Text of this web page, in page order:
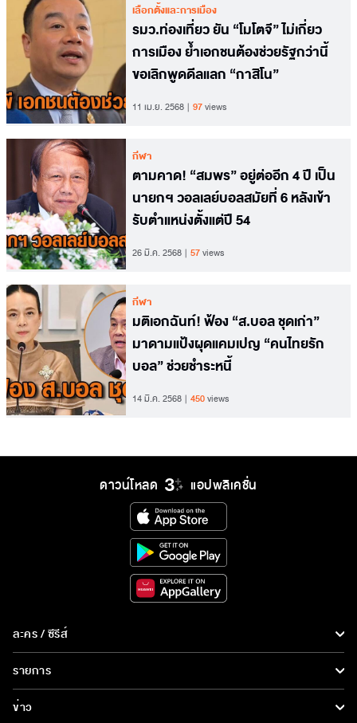
เลือกตั้งและการเมือง
รมว.ท่องเที่ยว ยัน “โมโตจี” ไม่เกี่ยว
การเมือง ย้ำเอกชนต้องช่วยรัฐกว่านี้
ขอเลิกพูดดีลแลก “กาสิโน”
11 เม.ย. 2568 97views
กีฬา
ตามคาด! “สมพร” อยู่ต่ออีก 4 ปี เป็น
นายกฯ วอลเลย์บอลสมัยที่ 6 หลังเข้า
รับตำแหน่งตั้งแต่ปี 54
26 มี.ค. 2568 57views
กีฬา
มติเอกฉันท์! ฟ้อง “ส.บอล ชุดเก่า”
มาดามแป้งผุดแคมเปญ “คนไทยรัก
บอล” ช่วยชำระหนี้
14 มี.ค. 2568 450views
ดาวน์โหลด แอปพลิเคชั่น
ละคร / ซีรีส์
ละคร/ซีรีส์
ซีรีส์นานาชาติ
รายการ
รายการทั้งหมด
ข่าว